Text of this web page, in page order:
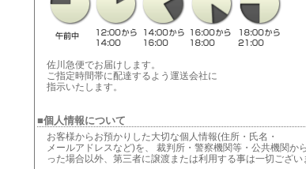
佐川急便でお届けします。
ご指定時間帯に配達するよう運送会社に
指示いたします。
■個人情報について
お客様からお預かりした大切な個人情報(住所・氏名・
メールアドレスなど)を、 裁判所・警察機関等・公共機関か
った場合以外、第三者に譲渡または利用する事は一切ござい